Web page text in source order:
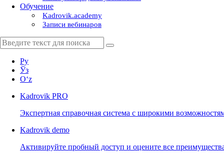
Обучение
Kadrovik.academy
Записи вебинаров
Ру
Ўз
Oʻz
Kadrovik PRO
Экспертная справочная система с широкими
Kadrovik demo
Активируйте пробный доступ и оцените все